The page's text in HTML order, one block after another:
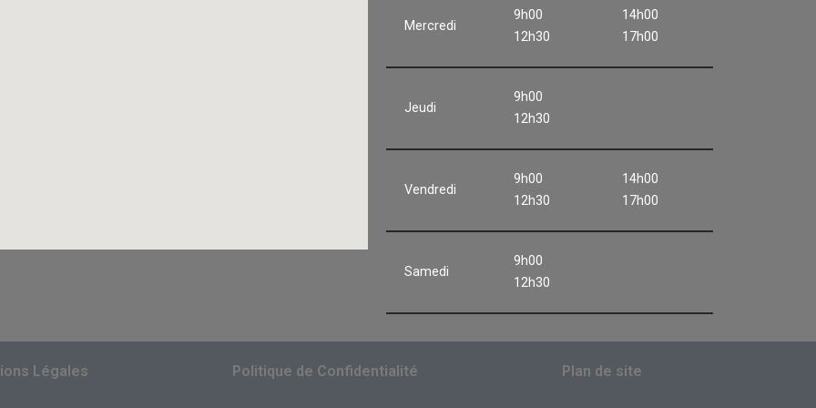
Mercredi
9h00
12h30
14h00
17h00
Jeudi
9h00
12h30
Vendredi
9h00
12h30
14h00
17h00
Samedi
9h00
12h30
Légales Politique de Confidentialité Plan de site